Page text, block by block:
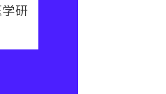
研